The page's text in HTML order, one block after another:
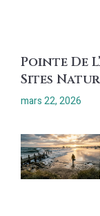
Pointe De
Sites
mars 22, 2026